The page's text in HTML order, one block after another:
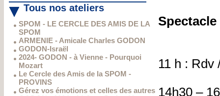
Tous nos ateliers
SPOM - LE CERCLE DES AMIS DE LA
SPOM
ARMENIE - Amicale Charles GODON
GODON-Israël
2024- GODON - à Vienne - Pourquoi
Mozart
Le Cercle des Amis de la SPOM -
PROVINS
Gérez vos émotions et celles des autres
11 h : Rdv
14h30 –